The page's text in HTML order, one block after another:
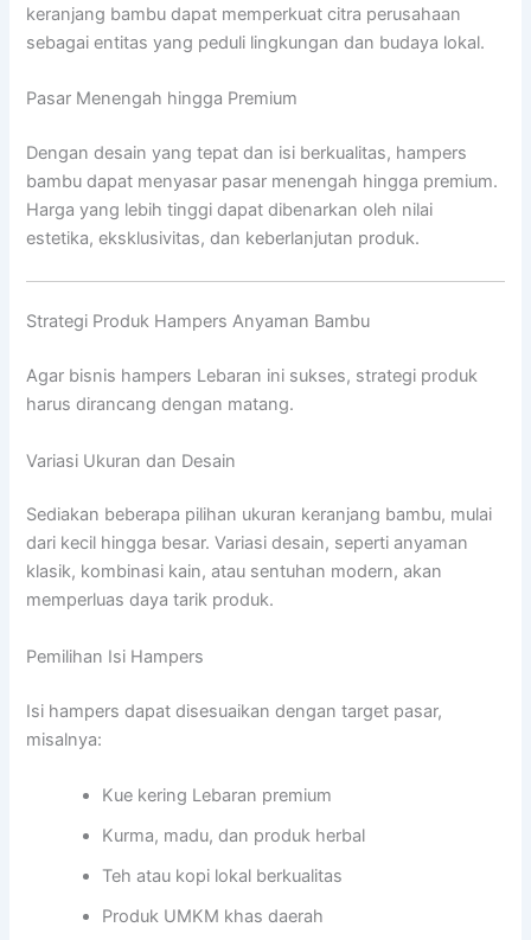
keranjang bambu dapat memperkuat citra perusahaan
sebagai entitas yang peduli lingkungan dan budaya lokal.
Pasar Menengah hingga Premium
Dengan desain yang tepat dan isi berkualitas, hampers
bambu dapat menyasar pasar menengah hingga premium.
Harga yang lebih tinggi dapat dibenarkan oleh nilai
estetika, eksklusivitas, dan keberlanjutan produk.
Strategi Produk Hampers Anyaman Bambu
Agar bisnis hampers Lebaran ini sukses, strategi produk
harus dirancang dengan matang.
Variasi Ukuran dan Desain
Sediakan beberapa pilihan ukuran keranjang bambu, mulai
dari kecil hingga besar. Variasi desain, seperti anyaman
klasik, kombinasi kain, atau sentuhan modern, akan
memperluas daya tarik produk.
Pemilihan Isi Hampers
Isi hampers dapat disesuaikan dengan target pasar,
misalnya:
Kue kering Lebaran premium
Kurma, madu, dan produk herbal
Teh atau kopi lokal berkualitas
Produk UMKM khas daerah